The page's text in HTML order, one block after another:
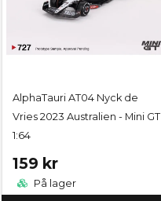
AlphaTauri AT04 Nyck de
Vries 2023 Australien - Mini GT
1:64
159 kr
På lager